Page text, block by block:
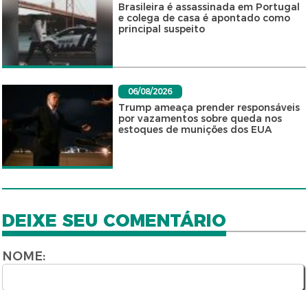
Brasileira é assassinada em Portugal
e colega de casa é apontado como
principal suspeito
06/08/2026
Trump ameaça prender responsáveis
por vazamentos sobre queda nos
estoques de munições dos EUA
DEIXE SEU COMENTÁRIO
NOME: